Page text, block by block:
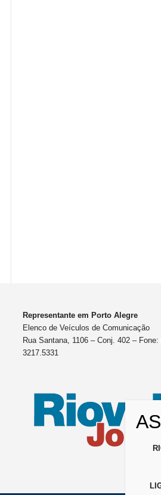
Representante em Porto Alegre
Elenco de Veículos de Comunicação
Rua Santana, 1106 – Conj. 402 – Fone:
3217.5331